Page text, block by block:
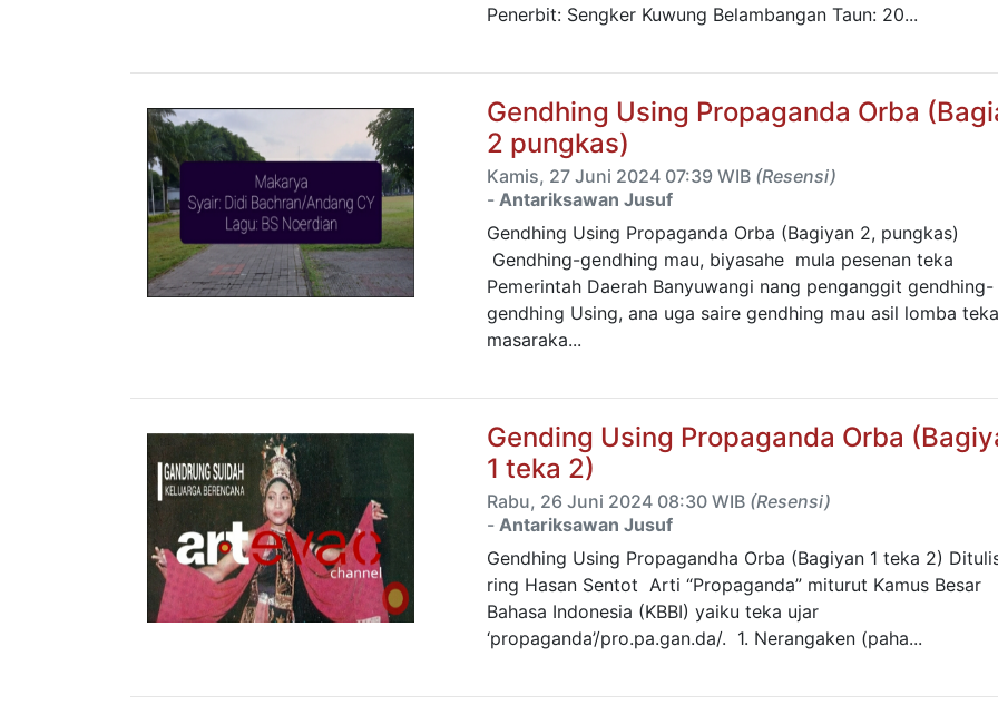
Penerbit: Sengker Kuwung Belambangan Taun: 20...
Gendhing Using Propaganda Orba
2 pungkas)
Kamis, 27 Juni 2024 07:39 WIB (Resensi)
- Antariksawan Jusuf
Gendhing Using Propaganda Orba (Bagiyan 2, pungkas)
Gendhing-gendhing mau, biyasahe mula pesenan teka
Pemerintah Daerah Banyuwangi nang penganggit gendhing-
gendhing Using, ana uga saire gendhing mau asil lomba teka
masaraka...
Gending Using Propaganda Orba
1 teka 2)
Rabu, 26 Juni 2024 08:30 WIB (Resensi)
- Antariksawan Jusuf
Gendhing Using Propagandha Orba (Bagiyan 1 teka 2)
ring Hasan Sentot Arti “Propaganda” miturut Kamus Besar
Bahasa Indonesia (KBBI) yaiku teka ujar
‘propaganda’/pro.pa.gan.da/. 1. Nerangaken (paha...